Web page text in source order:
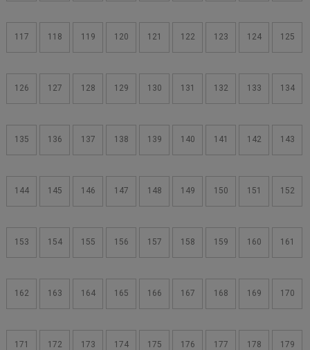
117 118 119 120 121 122 123 124 125
126 127 128 129 130 131 132 133 134
135 136 137 138 139 140 141 142 143
144 145 146 147 148 149 150 151 152
153 154 155 156 157 158 159 160 161
162 163 164 165 166 167 168 169 170
171 172 173 174 175 176 177 178 179